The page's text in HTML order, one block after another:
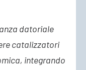
datoriale
catalizzatori
integrando